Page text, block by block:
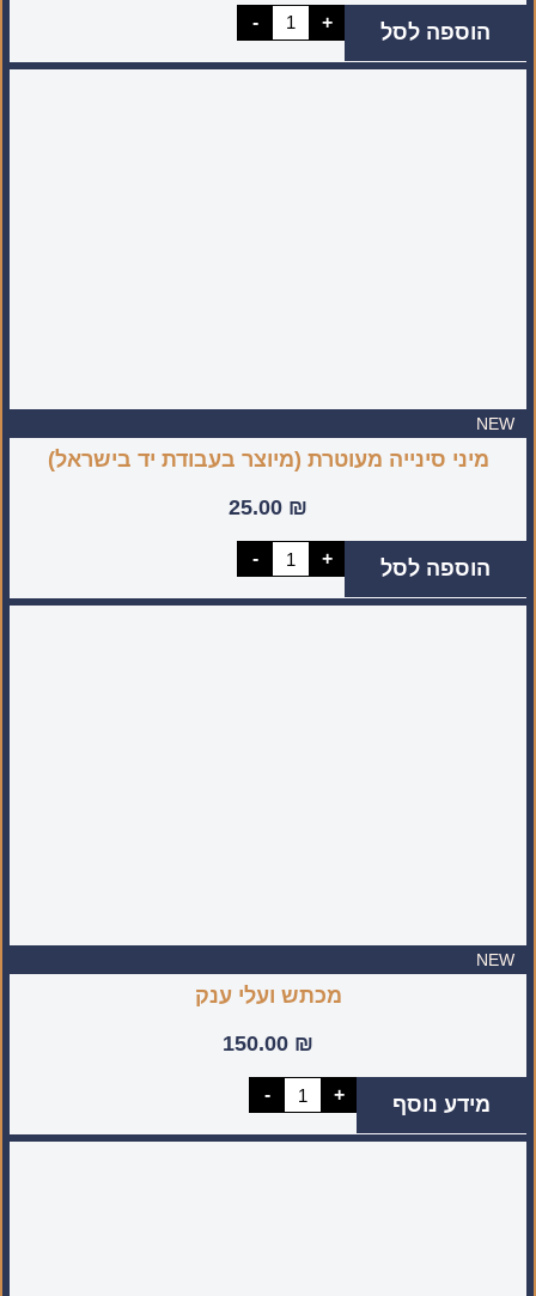
-
כמות
של
שף
+ הוספה לסל
NEW
מיני סינייה מעוטרת (מיוצר בעבודת יד בישראל)
25.00 ₪
-
כמות
של
סינייה
+ הוספה לסל
NEW
מכתש ועלי ענק
150.00 ₪
-
כמות
של
ועלי
+ מידע נוסף